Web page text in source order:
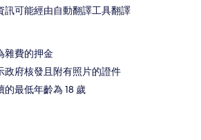
訊可能經由自動翻譯工具翻譯
雜費的押金
政府核發且附有照片的證件
的最低年齡為 18 歲